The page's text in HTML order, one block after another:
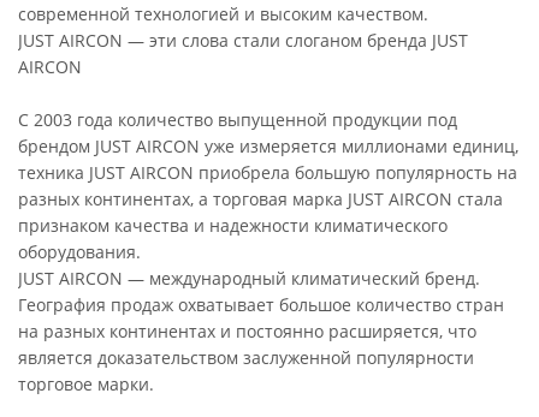
современной технологией и высоким качеством.
JUST AIRCON — эти слова стали слоганом бренда JUST
AIRCON
С 2003 года количество выпущенной продукции под
брендом JUST AIRCON уже измеряется миллионами единиц,
техника JUST AIRCON приобрела большую популярность на
разных континентах, а торговая марка JUST AIRCON стала
признаком качества и надежности климатического
оборудования.
JUST AIRCON — международный климатический бренд.
География продаж охватывает большое количество стран
на разных континентах и постоянно расширяется, что
является доказательством заслуженной популярности
торговое марки.